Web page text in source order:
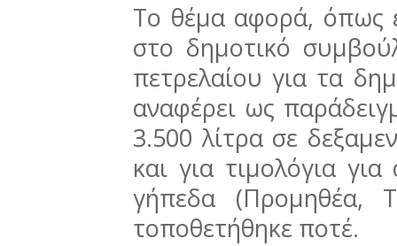
Το θέμα αφορά, όπως
στο δημοτικό
πετρελαίου για τα
αναφέρει ως
3.500 λίτρα σε
και για τιμολόγια
γήπεδα (Προμηθέα,
τοποθετήθηκε ποτέ.